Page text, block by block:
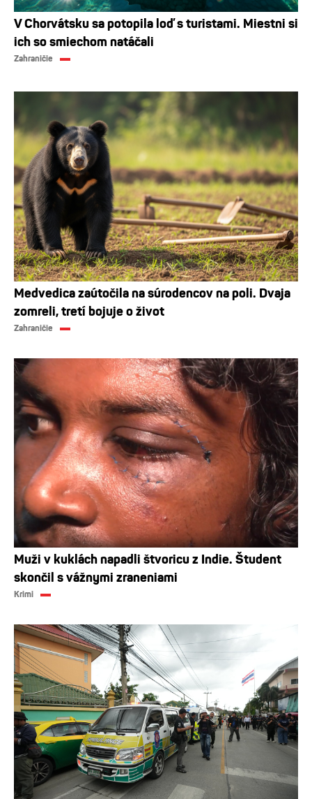
V Chorvátsku sa potopila loď s turistami. Miestni si
ich so smiechom natáčali
Zahraničie
Medvedica zaútočila na súrodencov na poli. Dvaja
zomreli, tretí bojuje o život
Zahraničie
Muži v kuklách napadli štvoricu z Indie. Študent
skončil s vážnymi zraneniami
Krimi